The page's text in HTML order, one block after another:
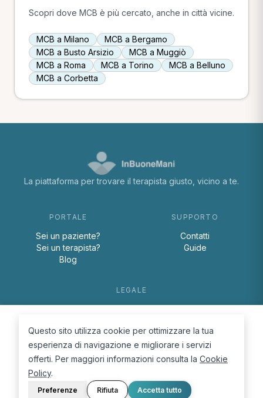
Scopri dove MCB è più cercato, anche in città vicine.
MCB a Milano
MCB a Bergamo
MCB a Busto Arsizio
MCB a Muggiò
MCB a Roma
MCB a Torino
MCB a Belluno
MCB a Corbetta
La piattaforma per trovare il terapista giusto, vicino a te.
PORTALE
Sei un paziente?
Sei un terapista?
Blog
SUPPORTO
Contatti
Guide
LEGALE
Cookie Policy
Questo sito utilizza cookie per ottimizzare la tua
esperienza di navigazione e migliorare i servizi
offerti. Per maggiori informazioni consulta la Cookie
Policy.
Preferenze Rifiuta Accetta tutto